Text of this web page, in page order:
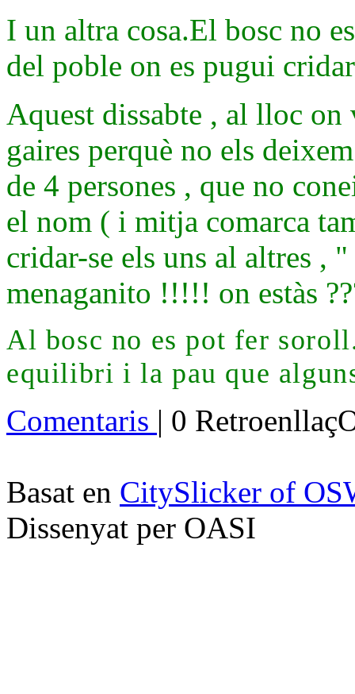
I un altra cosa.El bosc no
del poble on es pugui
Aquest dissabte , al lloc
gaires perquè no els
de 4 persones , que no
el nom ( i mitja comarca
cridar-se els uns al altres , "
menaganito !!!!! on estàs
Al bosc no es pot fer
equilibri i la pau que
Comentaris | 0
Basat en CitySlicker of
Dissenyat per OASI